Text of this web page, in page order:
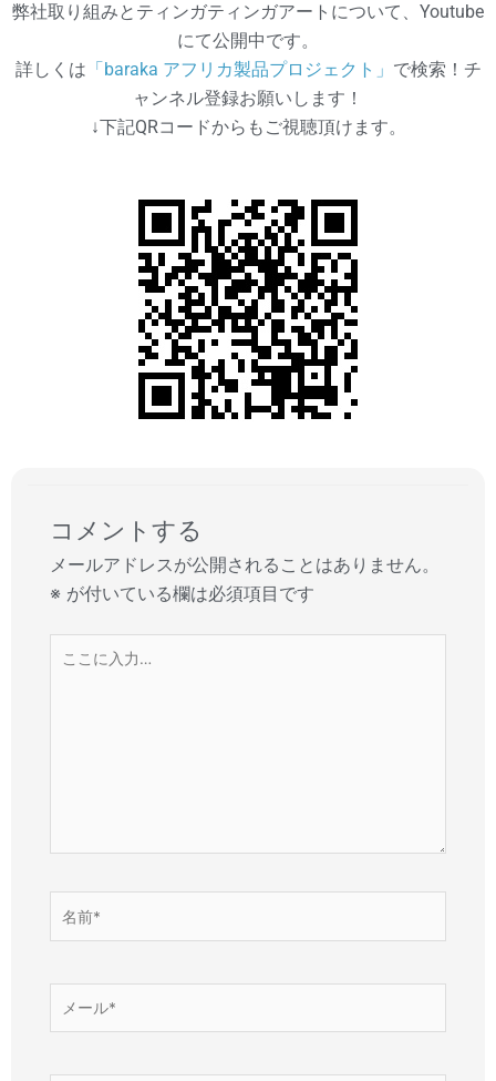
弊社取り組みとティンガティンガアートについて、Youtube
にて公開中です。
詳しくは 「baraka アフリカ製品プロジェクト」 で検索！チ
ャンネル登録お願いします！
↓下記QRコードからもご視聴頂けます。
コメントする
メールアドレスが公開されることはありません。
※ が付いている欄は必須項目です